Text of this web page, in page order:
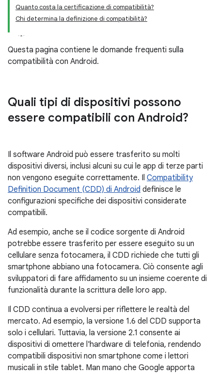
Quanto costa la certificazione di compatibilità?
Chi determina la definizione di compatibilità?
Questa pagina contiene le domande frequenti sulla
compatibilità con Android.
Quali tipi di dispositivi possono
essere compatibili con Android?
Il software Android può essere trasferito su molti
dispositivi diversi, inclusi alcuni su cui le app di terze parti
non vengono eseguite correttamente. Il Compatibility
Definition Document (CDD) di Android definisce le
configurazioni specifiche dei dispositivi considerate
compatibili.
Ad esempio, anche se il codice sorgente di Android
potrebbe essere trasferito per essere eseguito su un
cellulare senza fotocamera, il CDD richiede che tutti gli
smartphone abbiano una fotocamera. Ciò consente agli
sviluppatori di fare affidamento su un insieme coerente di
funzionalità durante la scrittura delle loro app.
Il CDD continua a evolversi per riflettere le realtà del
mercato. Ad esempio, la versione 1.6 del CDD supporta
solo i cellulari. Tuttavia, la versione 2.1 consente ai
dispositivi di omettere l'hardware di telefonia, rendendo
compatibili dispositivi non smartphone come i lettori
musicali in stile tablet. Man mano che Google apporta